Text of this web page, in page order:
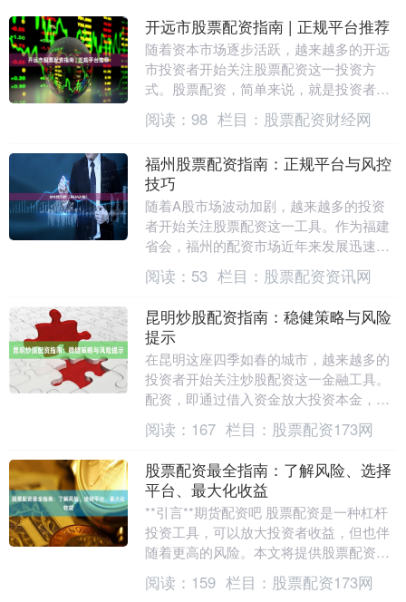
开远市股票配资指南 | 正规平台推荐
随着资本市场逐步活跃，越来越多的开远
市投资者开始关注股票配资这一投资方
式。股票配资，简单来说，就是投资者在
自有资金基础上，通过配资平台获得额外
资金济宁股票配资开....
阅读： 98 栏目： 股票配资财经网
福州股票配资指南：正规平台与风控
技巧
随着A股市场波动加剧，越来越多的投资
者开始关注股票配资这一工具。作为福建
省会，福州的配资市场近年来发展迅速股
票实盘配资，但其中也混杂着不少非正规
平台。本文将为您....
阅读： 53 栏目： 股票配资资讯网
昆明炒股配资指南：稳健策略与风险
提示
在昆明这座四季如春的城市，越来越多的
投资者开始关注炒股配资这一金融工具。
配资，即通过借入资金放大投资本金，从
而提升潜在收益。然而，高收益往往伴随
高风险。本文将为....
阅读： 167 栏目： 股票配资173网
股票配资最全指南：了解风险、选择
平台、最大化收益
**引言**期货配资吧 股票配资是一种杠杆
投资工具，可以放大投资者收益，但也伴
随着更高的风险。本文将提供股票配资最
全指南，帮助投资者了解风险、选择平台
和最大化收....
阅读： 159 栏目： 股票配资173网